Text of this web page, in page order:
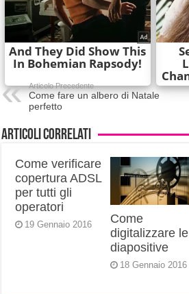
Articolo Precedente
Come fare un albero di Natale
perfetto
Articoli correlati
Come verificare
copertura ADSL
per tutti gli
operatori
19 Gennaio 2016
Come
digitalizzare le
diapositive
18 Gennaio 2016